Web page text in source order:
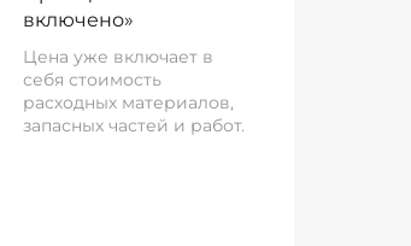
включено»
Цена уже включает в
себя стоимость
расходных материалов,
запасных частей и работ.